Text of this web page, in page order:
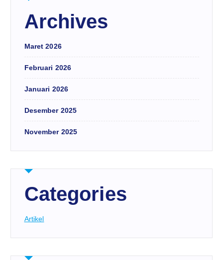
Archives
Maret 2026
Februari 2026
Januari 2026
Desember 2025
November 2025
Categories
Artikel